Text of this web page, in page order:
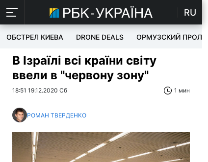
RU
ОБСТРЕЛ КИЕВА DRONE DEALS ОРМУЗСКИЙ ПРОЛИВ
В Ізраїлі всі країни світу
ввели в "червону зону"
18:51 19.12.2020 Сб 1 мин
РОМАН ТВЕРДЕНКО